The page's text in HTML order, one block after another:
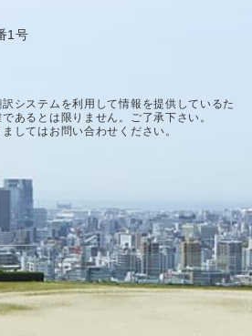
1号
システムを利用して情報を提供しているた
あるとは限りません。ご了承下さい。
してはお問い合わせください。